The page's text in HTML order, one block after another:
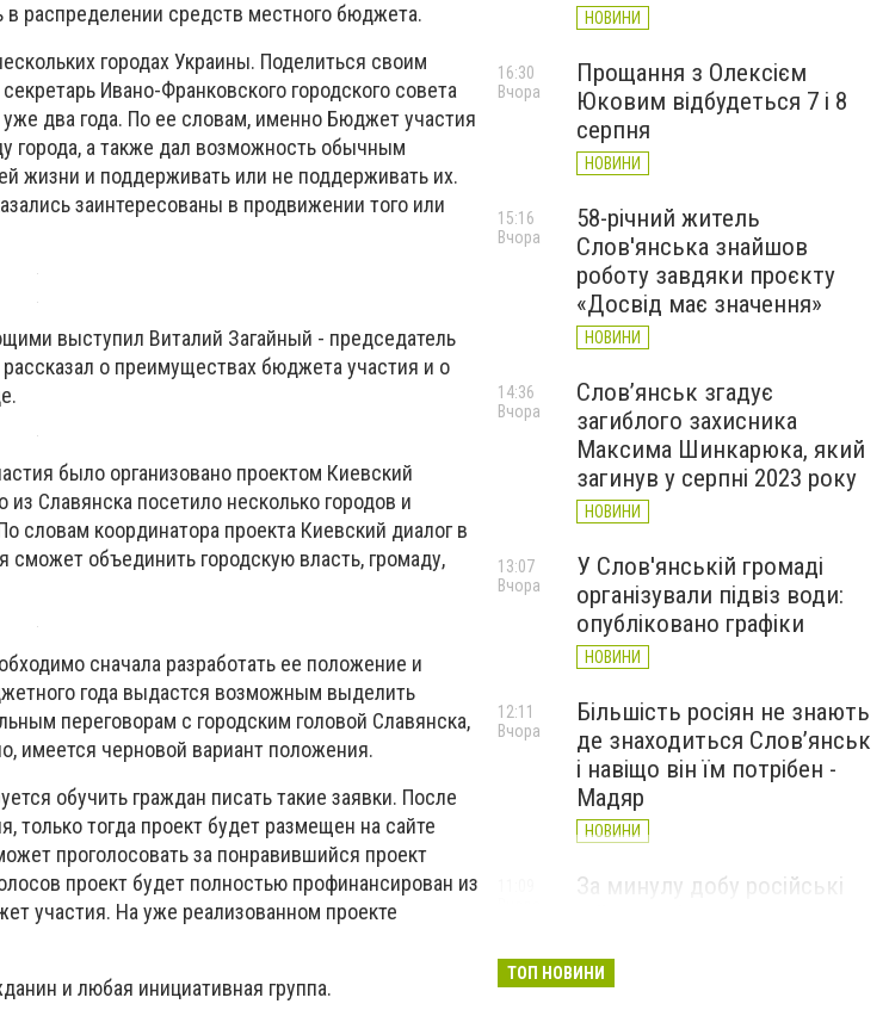
в распределении средств местного бюджета.
городах Украины. Поделиться своим
Ивано-Франковского городского совета
два года. По ее словам, именно Бюджет участия
города, а также дал возможность обычным
жизни и поддерживать или не поддерживать их.
заинтересованы в продвижении того или
выступил Виталий Загайный - председатель
о преимуществах бюджета участия и о
было организовано проектом Киевский
из Славянска посетило несколько городов и
словам координатора проекта Киевский диалог в
объединить городскую власть, громаду,
сначала разработать ее положение и
года выдастся возможным выделить
переговорам с городским головой Славянска,
имеется черновой вариант положения.
обучить граждан писать такие заявки. После
только тогда проект будет размещен на сайте
проголосовать за понравившийся проект
проект будет полностью профинансирован из
участия. На уже реализованном проекте
и любая инициативная группа.
НОВИНИ
Прощання з Олексієм
Юковим відбудеться 7 і 8
серпня
НОВИНИ
16:30
Вчора
58-річний житель
Слов'янська знайшов
роботу завдяки проєкту
«Досвід має значення»
НОВИНИ
15:16
Вчора
Слов’янськ згадує
загиблого захисника
Максима Шинкарюка, який
загинув у серпні 2023 року
НОВИНИ
14:36
Вчора
У Слов'янській громаді
організували підвіз води:
опубліковано графіки
НОВИНИ
13:07
Вчора
Більшість росіян не знають
де знаходиться Слов’янськ
і навіщо він їм потрібен -
Мадяр
НОВИНИ
12:11
Вчора
За минулу добу російські
великої війни: 6 серпня
ТОП НОВИНИ